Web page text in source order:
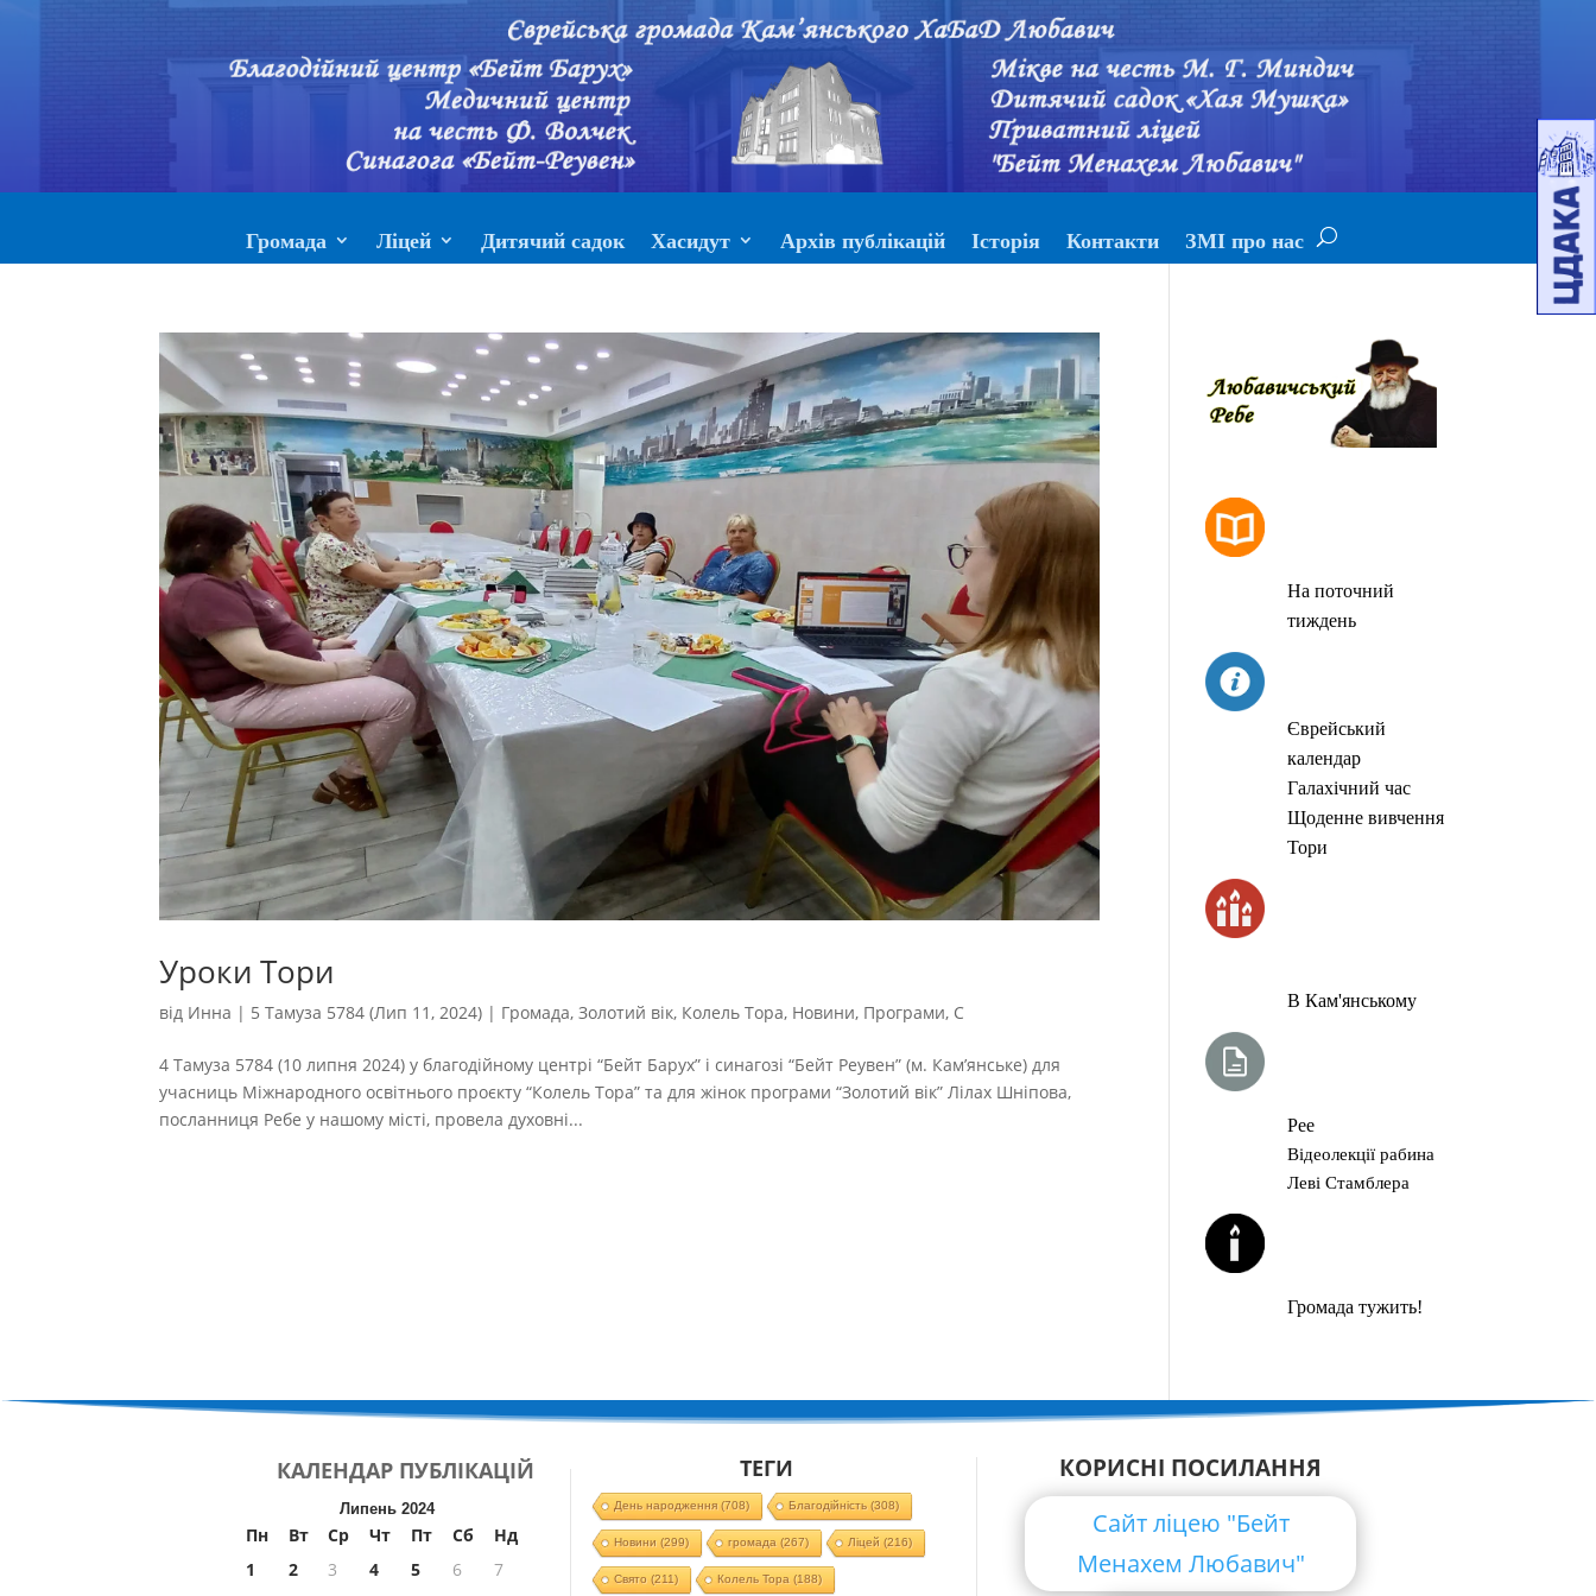
Громада Ліцей Дитячий садок Хасидут Архів публікацій Історія Контакти ЗМІ про нас
Уроки Тори
від Инна | 5 Тамуза 5784 (Лип 11, 2024) | Громада,Золотий вік, Колель Тора, Новини, Програми, С
4 Тамуза 5784 (10 липня 2024) у благодійному центрі “Бейт Барух” і синагозі “Бейт Реувен” (м. Кам’янське) для
учасниць Міжнародного освітнього проєкту “Колель Тора” та для жінок програми “Золотий вік” Лілах Шніпова,
посланниця Ребе у нашому місті, провела духовні...
На поточний
тиждень
Єврейський
календар
Галахічний час
Щоденне вивчення
Тори
В Кам'янському
Рее
Відеолекції рабина
Леві Стамблера
Громада тужить!
КАЛЕНДАР ПУБЛІКАЦІЙ
Липень 2024
Пн Вт Ср Чт Пт Сб
Нд
1
2 3 4 5 6
7
ТЕГИ
День народження(708) Благодійність (308)
Новини (299) громада (267) Ліцей (216)
Свято (211) Колель Тора (188)
КОРИСНІ ПОСИЛАННЯ
Сайт ліцею "Бейт
Менахем Любавич"